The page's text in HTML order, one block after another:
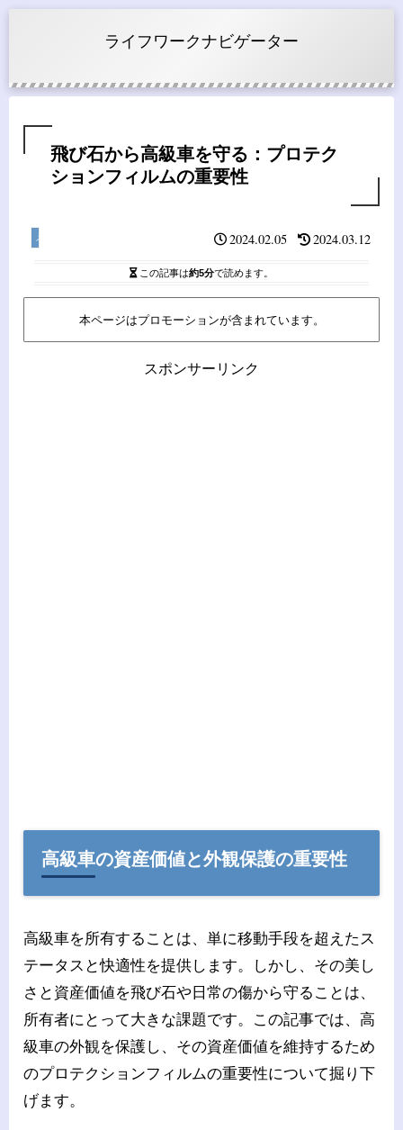
ライフワークナビゲーター
飛び石から高級車を守る：プロテク
ションフィルムの重要性
メンテナンス 2024.02.05 2024.03.12
この記事は約5分で読めます。
本ページはプロモーションが含まれています。
スポンサーリンク
高級車の資産価値と外観保護の重要性
高級車を所有することは、単に移動手段を超えたス
テータスと快適性を提供します。しかし、その美し
さと資産価値を飛び石や日常の傷から守ることは、
所有者にとって大きな課題です。この記事では、高
級車の外観を保護し、その資産価値を維持するため
のプロテクションフィルムの重要性について掘り下
げます。